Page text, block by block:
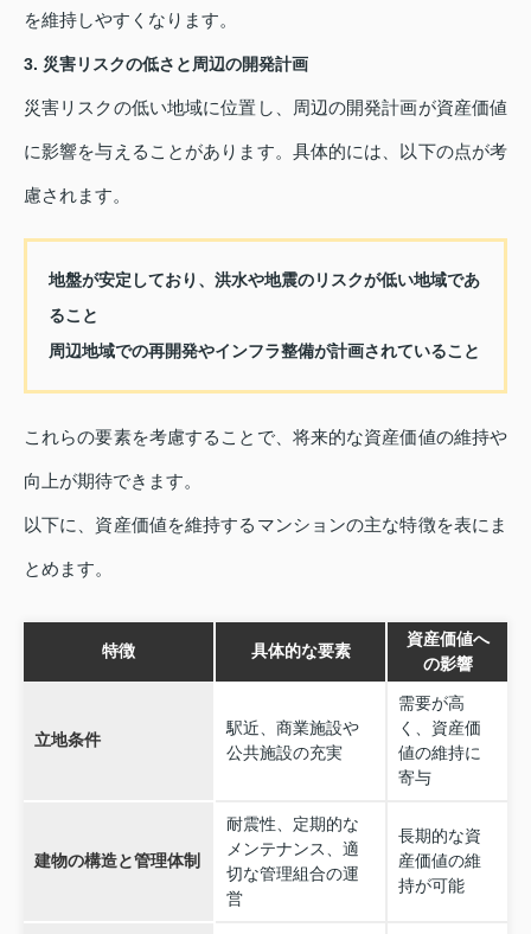
を維持しやすくなります。
3. 災害リスクの低さと周辺の開発計画
災害リスクの低い地域に位置し、周辺の開発計画が資産価値
に影響を与えることがあります。具体的には、以下の点が考
慮されます。
地盤が安定しており、洪水や地震のリスクが低い地域であ
ること
周辺地域での再開発やインフラ整備が計画されていること
これらの要素を考慮することで、将来的な資産価値の維持や
向上が期待できます。
以下に、資産価値を維持するマンションの主な特徴を表にま
とめます。
特徴 具体的な要素
資産価値へ
の影響
立地条件
駅近、商業施設や
公共施設の充実
需要が高
く、資産価
値の維持に
寄与
建物の構造と管理体制
耐震性、定期的な
メンテナンス、適
切な管理組合の運
営
長期的な資
産価値の維
持が可能